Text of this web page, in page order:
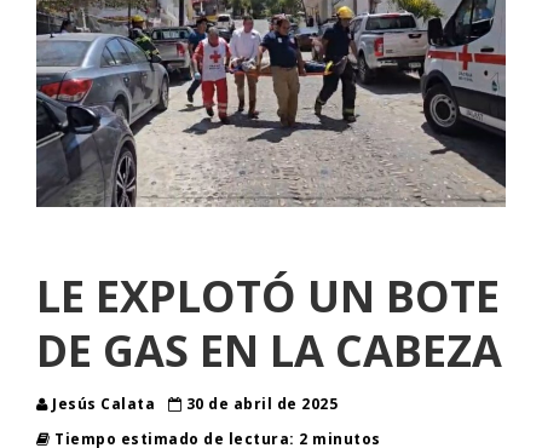
LE EXPLOTÓ UN BOTE
DE GAS EN LA CABEZA
Jesús Calata
30 de abril de 2025
Tiempo estimado de lectura: 2 minutos